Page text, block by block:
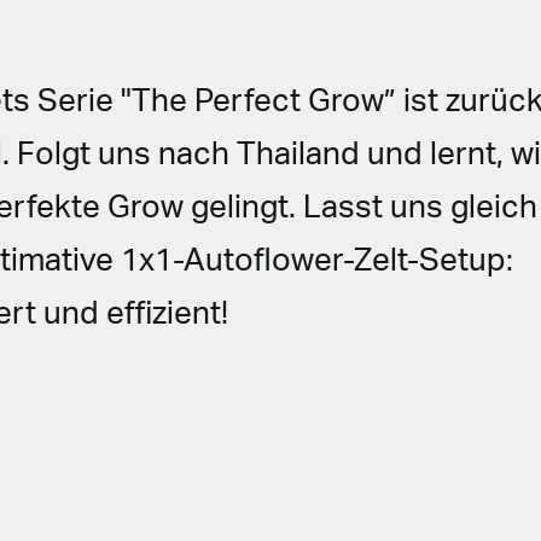
Serie "The Perfect Grow” ist
Folgt uns nach Thailand und lernt,
Grow gelingt. Lasst uns
1x1-Autoflower-Zelt-Setup:
und effizient!